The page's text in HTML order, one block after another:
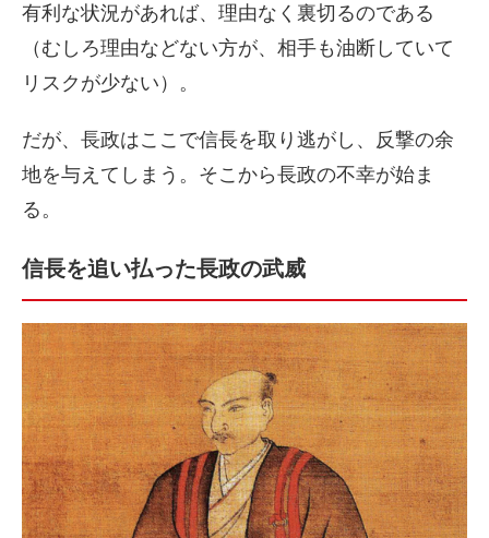
有利な状況があれば、理由なく裏切るのである
（むしろ理由などない方が、相手も油断していて
リスクが少ない）。
だが、長政はここで信長を取り逃がし、反撃の余
地を与えてしまう。そこから長政の不幸が始ま
る。
信長を追い払った長政の武威